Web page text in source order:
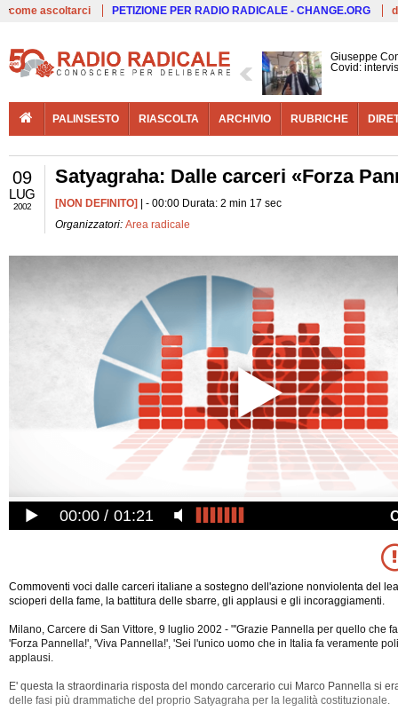
come ascoltarci PETIZIONE PER RADIO RADICALE - CHANGE.ORG
Giuseppe
Covid:
PALINSESTO RIASCOLTA ARCHIVIO RUBRICHE
09
LUG
2002
Satyagraha: Dalle carceri «Forza
[NON DEFINITO]
| - 00:00 Durata: 2 min 17 sec
Organizzatori: Area radicale
00:00 01:21
Commoventi voci dalle carceri italiane a sostegno dell'azione nonviolenta del
scioperi della fame, la battitura delle sbarre, gli applausi e gli incoraggiamenti.
Milano, Carcere di San Vittore, 9 luglio 2002 - "'Grazie Pannella per quello che
'Forza Pannella!', 'Viva Pannella!', 'Sei l'unico uomo che in Italia fa veramente
applausi.
E' questa la straordinaria risposta del mondo carcerario cui Marco Pannella si
delle fasi più drammatiche del proprio Satyagraha per la legalità costituzionale.